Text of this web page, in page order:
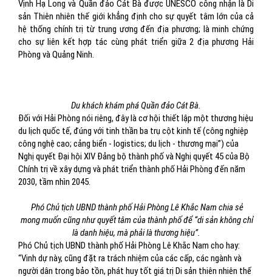
Vịnh Hạ Long và Quần đảo Cát Bà được UNESCO công nhận là Di
sản Thiên nhiên thế giới khẳng định cho sự quyết tâm lớn của cả
hệ thống chính trị từ trung ương đến địa phương; là minh chứng
cho sự liên kết hợp tác cùng phát triển giữa 2 địa phương Hải
Phòng và Quảng Ninh.
Du khách khám phá Quần đảo Cát Bà.
Đối với Hải Phòng nói riêng, đây là cơ hội thiết lập một thương hiệu
du lịch quốc tế, đúng với tinh thần ba trụ cột kinh tế (công nghiệp
công nghệ cao; cảng biển - logistics; du lịch - thương mại”) của
Nghị quyết Đại hội XIV Đảng bộ thành phố và Nghị quyết 45 của Bộ
Chính trị về xây dựng và phát triển thành phố Hải Phòng đến năm
2030, tầm nhìn 2045.
Phó Chủ tịch UBND thành phố Hải Phòng Lê Khắc Nam chia sẻ
mong muốn cũng như quyết tâm của thành phố để “di sản không chỉ
là danh hiệu, mà phải là thương hiệu”.
Phó Chủ tịch UBND thành phố Hải Phòng Lê Khắc Nam cho hay:
“Vinh dự này, cũng đặt ra trách nhiệm của các cấp, các ngành và
người dân trong bảo tồn, phát huy tốt giá trị Di sản thiên nhiên thế